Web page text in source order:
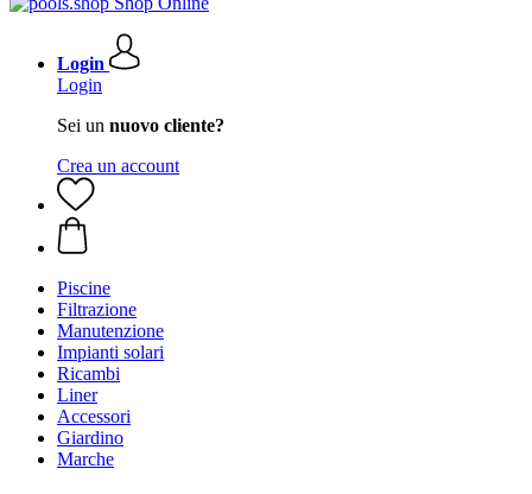
Login
Login
Sei un nuovo cliente?
Crea un account
Piscine
Filtrazione
Manutenzione
Impianti solari
Ricambi
Liner
Accessori
Giardino
Marche